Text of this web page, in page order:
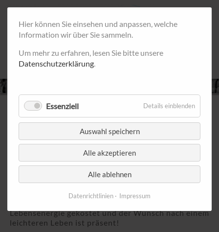
REDEBEDARF?
Du merkst zwar, dass Dich eine Wegbegleiterin
weiterbringen würde, aber eine Stimme in Dir sagt,
dass Du doch bisher auch alles allein geschafft hast.
Ja das hast Du - auf der einen Seite. Auf der anderen
Lebensenergie gekostet und der Wunsch nach einem
leichteren Leben ist präsent!
Hier können Sie einsehen und anpassen, welche
Information wir über Sie sammeln.
Um mehr zu erfahren, lesen Sie bitte unsere
Datenschutzerklärung.
Essenziell Details einblenden
Auswahl speichern
Alle akzeptieren
Alle ablehnen
Datenrichtlinien Impressum